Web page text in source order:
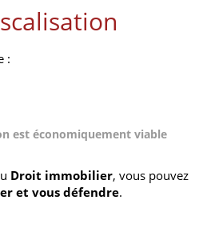
:
est économiquement viable
Droit immobilier, vous pouvez
et vous défendre.